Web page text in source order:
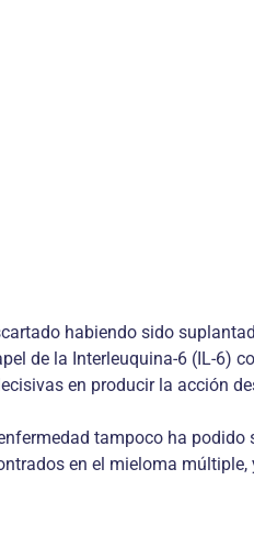
habiendo sido
de la Interleuquina-6 (IL-
en producir la acción
tampoco ha
en el mieloma